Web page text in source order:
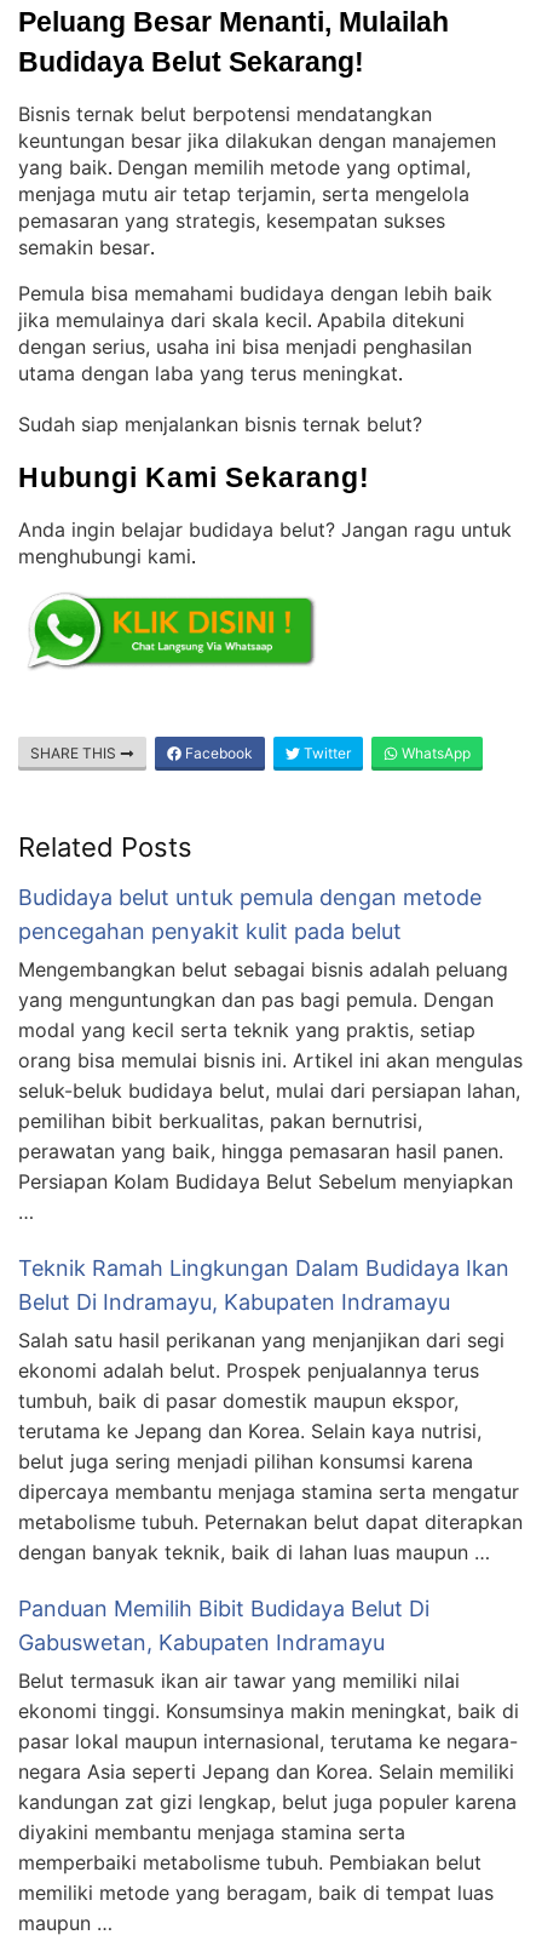
Peluang Besar Menanti, Mulailah
Budidaya Belut Sekarang!
Bisnis ternak belut berpotensi mendatangkan
keuntungan besar jika dilakukan dengan manajemen
yang baik. Dengan memilih metode yang optimal,
menjaga mutu air tetap terjamin, serta mengelola
pemasaran yang strategis, kesempatan sukses
semakin besar.
Pemula bisa memahami budidaya dengan lebih baik
jika memulainya dari skala kecil. Apabila ditekuni
dengan serius, usaha ini bisa menjadi penghasilan
utama dengan laba yang terus meningkat.
Sudah siap menjalankan bisnis ternak belut?
Hubungi Kami Sekarang!
Anda ingin belajar budidaya belut? Jangan ragu untuk
menghubungi kami.
SHARE THIS Facebook Twitter WhatsApp
Related Posts
Budidaya belut untuk pemula dengan metode
pencegahan penyakit kulit pada belut
Mengembangkan belut sebagai bisnis adalah peluang
yang menguntungkan dan pas bagi pemula. Dengan
modal yang kecil serta teknik yang praktis, setiap
orang bisa memulai bisnis ini. Artikel ini akan mengulas
seluk-beluk budidaya belut, mulai dari persiapan lahan,
pemilihan bibit berkualitas, pakan bernutrisi,
perawatan yang baik, hingga pemasaran hasil panen.
Persiapan Kolam Budidaya Belut Sebelum menyiapkan
…
Teknik Ramah Lingkungan Dalam Budidaya Ikan
Belut Di Indramayu, Kabupaten Indramayu
Salah satu hasil perikanan yang menjanjikan dari segi
ekonomi adalah belut. Prospek penjualannya terus
tumbuh, baik di pasar domestik maupun ekspor,
terutama ke Jepang dan Korea. Selain kaya nutrisi,
belut juga sering menjadi pilihan konsumsi karena
dipercaya membantu menjaga stamina serta mengatur
metabolisme tubuh. Peternakan belut dapat diterapkan
dengan banyak teknik, baik di lahan luas maupun …
Panduan Memilih Bibit Budidaya Belut Di
Gabuswetan, Kabupaten Indramayu
Belut termasuk ikan air tawar yang memiliki nilai
ekonomi tinggi. Konsumsinya makin meningkat, baik di
pasar lokal maupun internasional, terutama ke negara-
negara Asia seperti Jepang dan Korea. Selain memiliki
kandungan zat gizi lengkap, belut juga populer karena
diyakini membantu menjaga stamina serta
memperbaiki metabolisme tubuh. Pembiakan belut
memiliki metode yang beragam, baik di tempat luas
maupun …